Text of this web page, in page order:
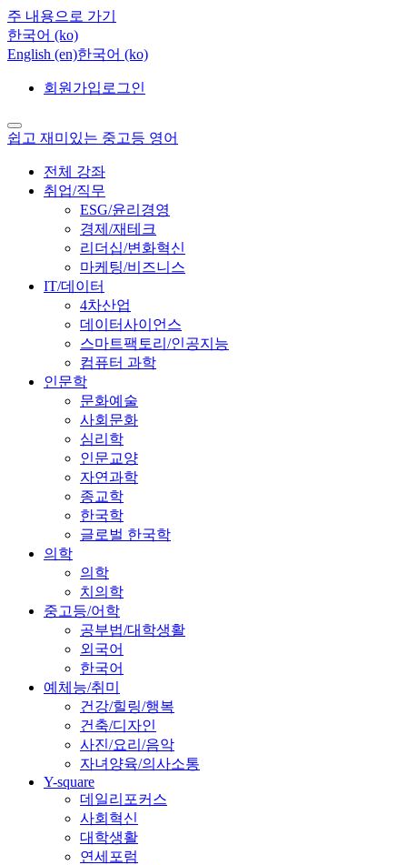
주 내용으로 가기
한국어 ‎(ko)‎
English ‎(en)‎한국어 ‎(ko)‎
회원가입 로그인
쉽고 재미있는 중고등 영어
전체 강좌
취업/직무
ESG/윤리경영
경제/재테크
리더십/변화혁신
마케팅/비즈니스
IT/데이터
4차산업
데이터사이언스
스마트팩토리/인공지능
컴퓨터 과학
인문학
문화예술
사회문화
심리학
인문교양
자연과학
종교학
한국학
글로벌 한국학
의학
의학
치의학
중고등/어학
공부법/대학생활
외국어
한국어
예체능/취미
건강/힐링/행복
건축/디자인
사진/요리/음악
자녀양육/의사소통
Y-square
데일리포커스
사회혁신
대학생활
연세포럼